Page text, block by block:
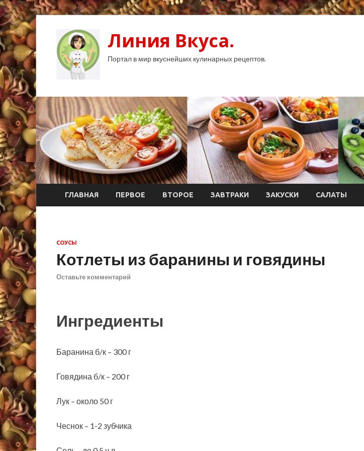
Линия Вкуса.
Портал в мир вкуснейших кулинарных рецептов.
ГЛАВНАЯ ПЕРВОЕ ВТОРОЕ ЗАВТРАКИ ЗАКУСКИ САЛАТЫ
СОУСЫ
Котлеты из баранины и говядины
Оставьте комментарий
Ингредиенты
Баранина б/к – 300 г
Говядина б/к – 200 г
Лук – около 50 г
Чеснок – 1-2 зубчика